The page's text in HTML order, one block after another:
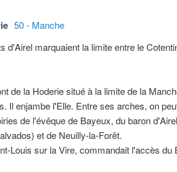
50 - Manche
d'Airel marquaient la limite entre le
de la Hoderie situé à la limite de la
Il enjambe l'Elle. Entre ses arches, on
de l'évêque de Bayeux, du baron
et de Neuilly-la-Forêt.
Louis sur la Vire, commandait l'accès du